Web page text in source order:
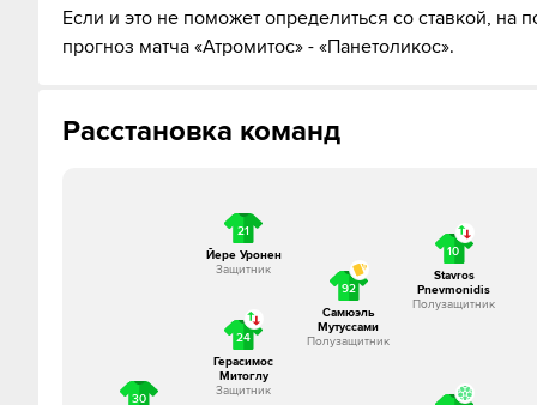
86´ Атромитос делает замену. Герасимос Митоглу
Если и это не поможет определиться со ставкой,
прогноз матча «Атромитос» - «Панетоликос».
Расстановка команд
30
21
Йере Уронен
Защитник
24
Герасимос
Митоглу
Защитник
92
Самюэль
Мутуссами
Полузащитник
10
Stavros
Pnevmonidis
Полузащитник